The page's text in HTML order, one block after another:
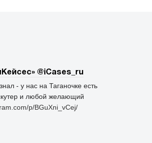
Твиттер «АйКейсес» ‏@iCases_ru
- у нас на Таганочке есть
и любой желающий
p/BGuXni_vCej/